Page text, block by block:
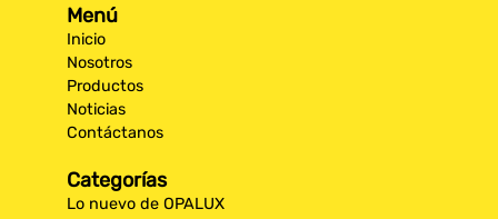
Menú
Inicio
Nosotros
Productos
Noticias
Contáctanos
Categorías
Lo nuevo de OPALUX